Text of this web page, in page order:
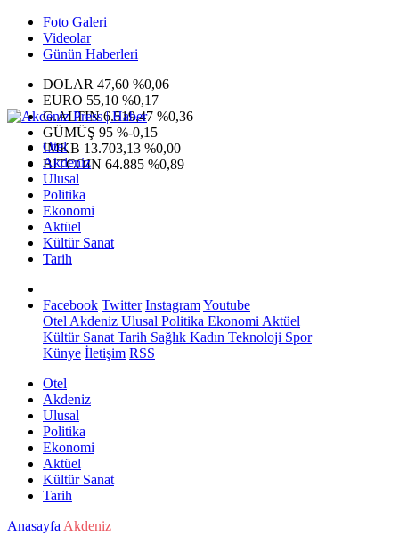
Foto Galeri
Videolar
Günün Haberleri
DOLAR 47,60 %0,06
EURO 55,10 %0,17
G.ALTIN6.519,47 %0,36
GÜMÜŞ 95 %-0,15
IMKB 13.703,13 %0,00
BITCOIN 64.885 %0,89
Otel
Akdeniz
Ulusal
Politika
Ekonomi
Aktüel
Kültür Sanat
Tarih
Facebook Twitter InstagramYoutube
Otel Akdeniz Ulusal Politika Ekonomi Aktüel
Kültür Sanat Tarih Sağlık Kadın Teknoloji Spor
Künye İletişim RSS
Otel
Akdeniz
Ulusal
Politika
Ekonomi
Aktüel
Kültür Sanat
Tarih
Anasayfa Akdeniz